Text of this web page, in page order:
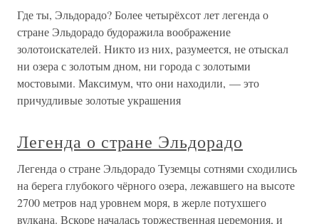
Где ты, Эльдорадо? Более четырёхсот лет легенда о
стране Эльдорадо будоражила воображение
золотоискателей. Никто из них, разумеется, не отыскал
ни озера с золотым дном, ни города с золотыми
мостовыми. Максимум, что они находили, — это
причудливые золотые украшения
Легенда о стране Эльдорадо
Легенда о стране Эльдорадо Туземцы сотнями сходились
на берега глубокого чёрного озера, лежавшего на высоте
2700 метров над уровнем моря, в жерле потухшего
вулкана. Вскоре началась торжественная церемония, и